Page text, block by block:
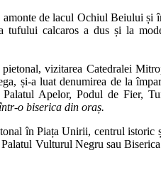
de lacul Ochiul Beiului și
tufului calcaros a dus și la
vizitarea Catedralei
și-a luat denumirea de la
Palatul Apelor, Podul de Fier,
o biserica din oraș.
în Piața Unirii, centrul
Vulturul Negru sau